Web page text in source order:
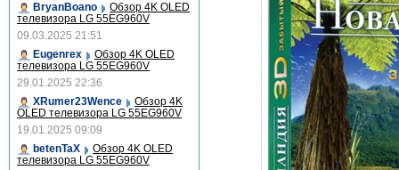
BryanBoano
Обзор 4K OLED
телевизора LG 55EG960V
09.03.2025 21:51
Eugenrex
Обзор 4K OLED
телевизора LG 55EG960V
29.01.2025 22:36
XRumer23Wence
Обзор 4K
OLED телевизора LG 55EG960V
19.01.2025 09:09
betenTaX
Обзор 4K OLED
телевизора LG 55EG960V